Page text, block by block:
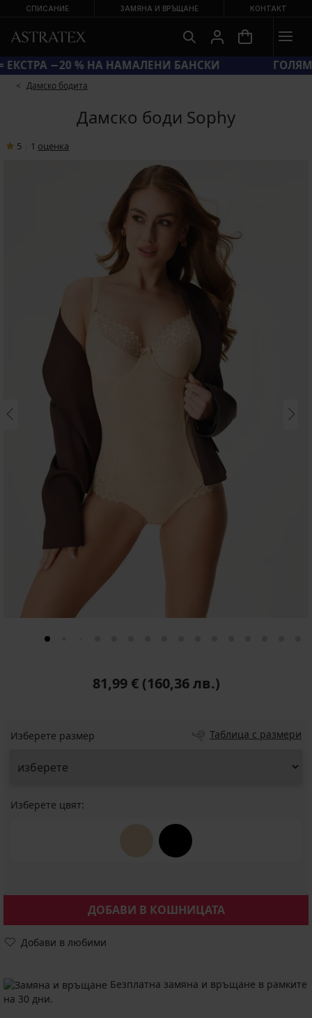
СПИСАНИЕ ЗАМЯНА И ВРЪЩАНЕ КОНТАКТ
КОД SUN20 = ЕКСТРА −20 % НА НАМАЛЕНИ БАНСКИ
Дамско бодита
Дамско боди Sophy
5 1 oценка
81,99 € (160,36 лв.)
Изберете размер Таблица с размери
Изберете цвят:
ДОБАВИ В КОШНИЦАТА
Добави в любими
Безплатна замяна и връщане в рамките
на 30 дни.